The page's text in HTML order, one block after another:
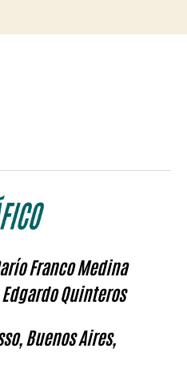
Franco Medina
Edgardo Quinteros
Buenos Aires,